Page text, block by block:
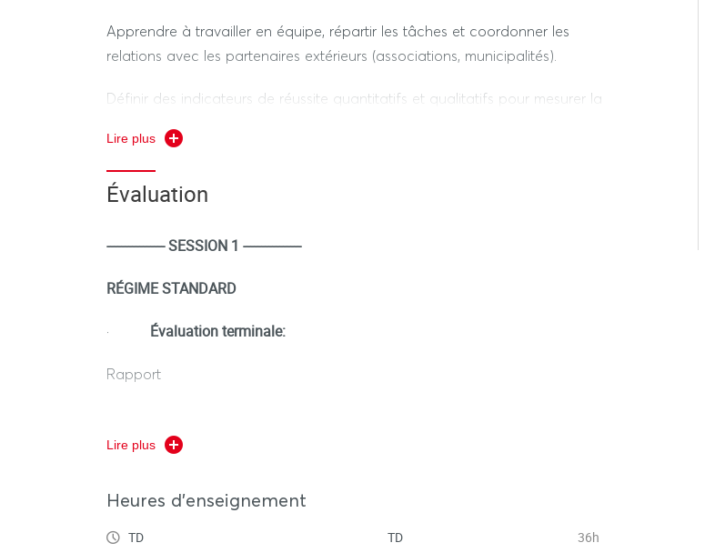
Apprendre à travailler en équipe, répartir les tâches et coordonner les
relations avec les partenaires extérieurs (associations, municipalités).
Définir des indicateurs de réussite quantitatifs et qualitatifs pour mesurer la
Lire plus
Évaluation
---------------- SESSION 1 ----------------
RÉGIME STANDARD
· Évaluation terminale:
Rapport
RÉGIME DÉROGATOIRE
-Contrôle Terminal:
Rapport
Lire plus
Heures d'enseignement
TD TD 36h